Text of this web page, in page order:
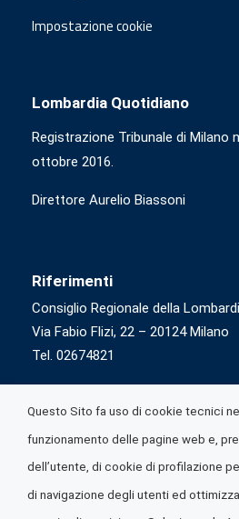
Impostazione cookie
Lombardia Quotidiano
Registrazione Tribunale di Milano
ottobre 2016.
Direttore Aurelio Biassoni
Riferimenti
Consiglio Regionale della
Via Fabio Flizi, 22 – 20124 Milano
Tel. 02674821
Questo Sito fa uso di cookie tecnici
funzionamento delle pagine web e,
dell’utente, di cookie di profilazione
di navigazione degli utenti ed